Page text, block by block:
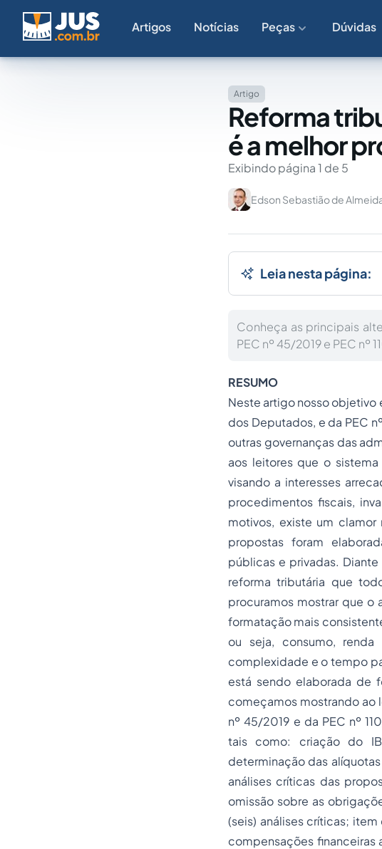
Artigos Notícias Peças Dúvidas
Artigo
Reforma
é a melhor
Exibindo página 1 de 5
Edson Sebastião de
Leia nesta página:
Conheça as principais
PEC nº 45/2019 e PEC nº
RESUMO
Neste artigo nosso objetivo
dos Deputados, e da PEC
outras governanças das
aos leitores que o
visando a interesses
procedimentos fiscais,
motivos, existe um
propostas foram
públicas e privadas.
reforma tributária que
procuramos mostrar que o
formatação mais
ou seja, consumo,
complexidade e o tempo
está sendo elaborada de
começamos mostrando ao
nº 45/2019 e da PEC nº
tais como: criação do
determinação das
análises críticas das
omissão sobre as
(seis) análises críticas;
compensações financeiras